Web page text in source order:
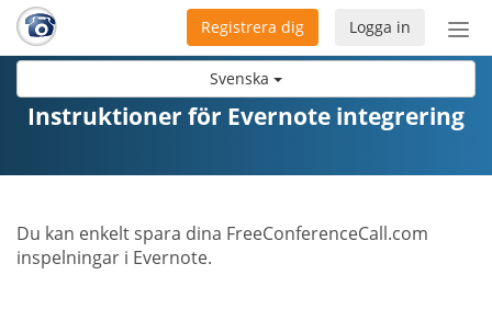
Svenska
Logga in
Registrera dig
Instruktioner för Evernote integrering
Du kan enkelt spara dina FreeConferenceCall.com
inspelningar i Evernote.